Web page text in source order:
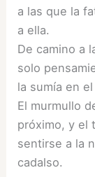
a las que la
a ella.
De camino a
solo
la sumía en
El murmullo
próximo, y el
sentirse a la
cadalso.